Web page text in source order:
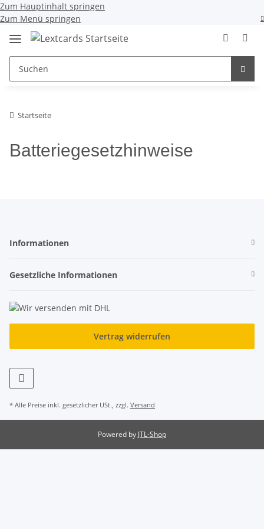
Zum Hauptinhalt springen
Zum Menü springen
Startseite
Batteriegesetzhinweise
Informationen
Gesetzliche Informationen
Vertrag widerrufen
* Alle Preise inkl. gesetzlicher USt., zzgl. Versand
Powered by JTL-Shop